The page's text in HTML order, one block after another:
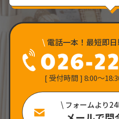
\ 電話一本！最短即
[ 受付時間 ] 8:00〜
\ フォームより